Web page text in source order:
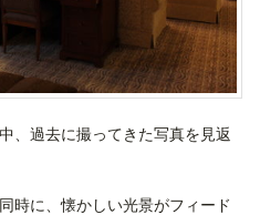
、過去に撮ってきた写真を見返
時に、懐かしい光景がフィード